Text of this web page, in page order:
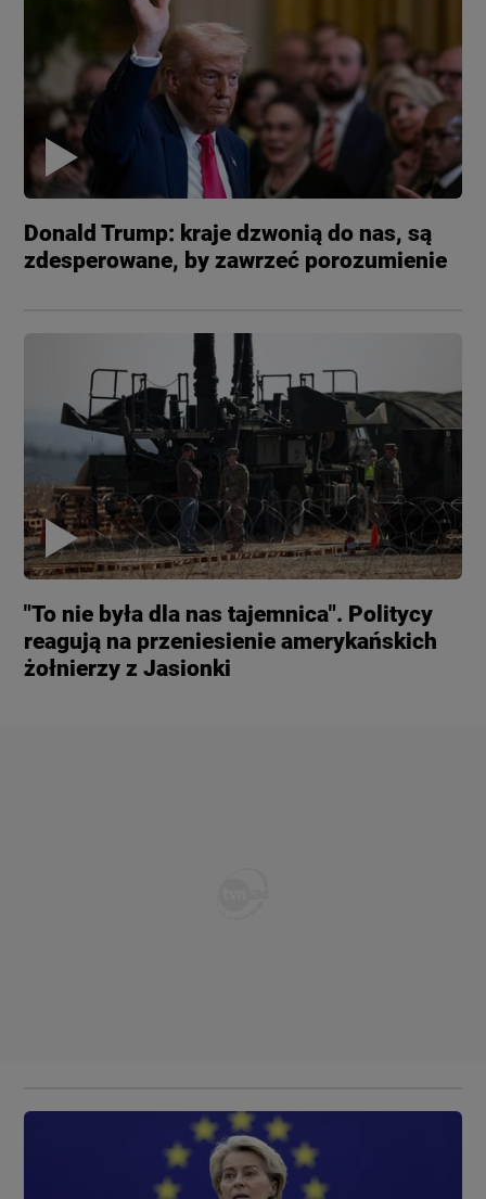
Donald Trump: kraje dzwonią do nas, są
zdesperowane, by zawrzeć porozumienie
"To nie była dla nas tajemnica". Politycy
reagują na przeniesienie amerykańskich
żołnierzy z Jasionki